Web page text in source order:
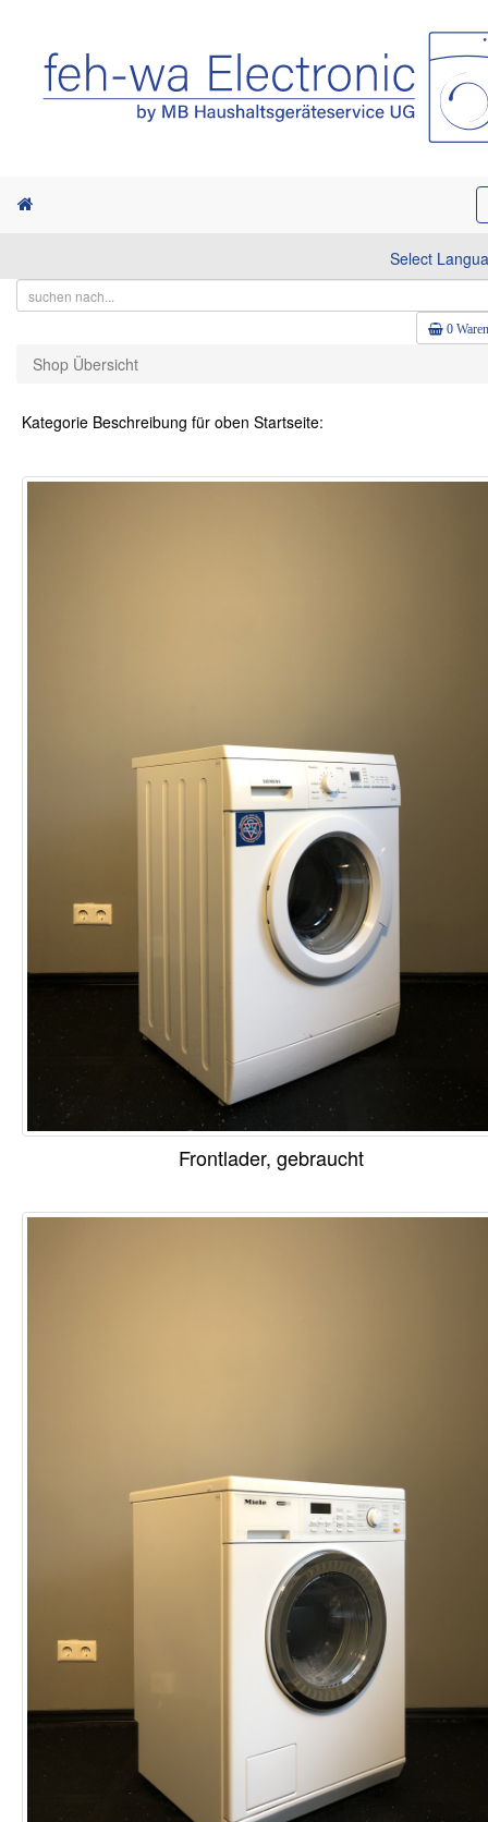
Select
0
Shop Übersicht
Kategorie Beschreibung für oben Startseite:
Frontlader, gebraucht